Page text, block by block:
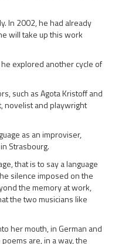
In 2002, he had already
will take up this work
explored another cycle of
such as Agota Kristoff and
novelist and playwright
as an improviser,
Strasbourg.
that is to say a language
silence imposed on the
the memory at work,
the two musicians like
her mouth, in German and
are, in a way, the